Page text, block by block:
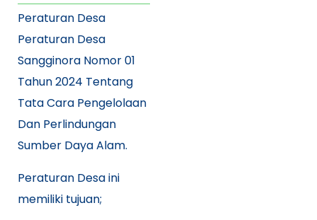
Peraturan Desa
Peraturan Desa
Sangginora Nomor 01
Tahun 2024 Tentang
Tata Cara Pengelolaan
Dan Perlindungan
Sumber Daya Alam.
Peraturan Desa ini
memiliki tujuan;